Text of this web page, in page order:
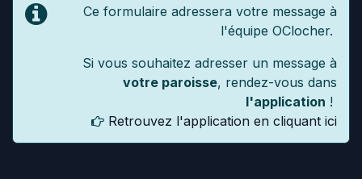
Ce formulaire adressera votre message à
l'équipe OClocher.
Si vous souhaitez adresser un message à
votre paroisse, rendez-vous dans
l'application !
Retrouvez l'application en cliquant ici